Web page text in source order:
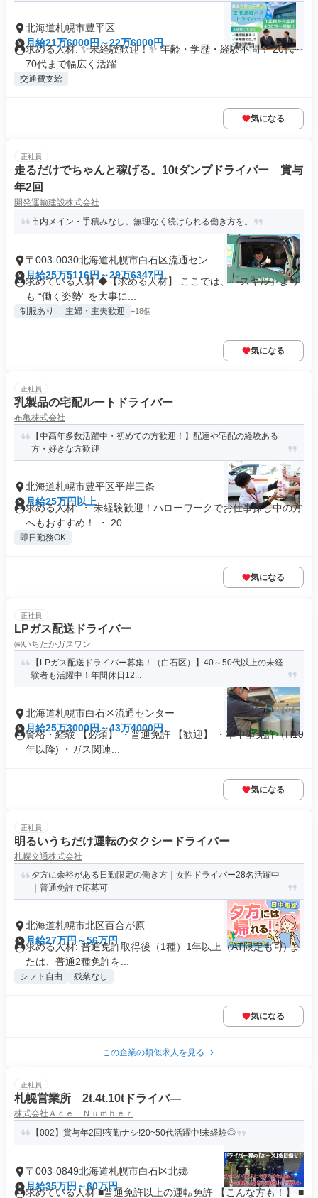
北海道札幌市豊平区
月給21万6000円～22万6000円
求める人材: ✨未経験歓迎！✨ 年齢・学歴・経験不問！ 20代～
70代まで幅広く活躍...
交通費支給
気になる
正社員
走るだけでちゃんと稼げる。10tダンプドライバー 賞与
年2回
開発運輸建設株式会社
市内メイン・手積みなし。無理なく続けられる働き方を。
〒003-0030北海道札幌市白石区流通センタ
ー
月給25万5116円～29万6347円
求めている人材 ◆【求める人材】 ここでは、「スキル」より
も “働く姿勢” を大事に...
制服あり 主婦・主夫歓迎 +18個
気になる
正社員
乳製品の宅配ルートドライバー
布亀株式会社
【中高年多数活躍中・初めての方歓迎！】配達や宅配の経験ある
方・好きな方歓迎
北海道札幌市豊平区平岸三条
月給25万円以上
求める人材: ・ 未経験歓迎！ハローワークでお仕事探し中の方
へもおすすめ！ ・ 20...
即日勤務OK
気になる
正社員
LPガス配送ドライバー
㈱いちたかガスワン
【LPガス配送ドライバー募集！（白石区）】40～50代以上の未経
験者も活躍中！年間休日12...
北海道札幌市白石区流通センター
月給25万3000円～43万4000円
資格・経験 【必須】 ・普通免許 【歓迎】 ・準中型免許（H19
年以降) ・ガス関連...
気になる
正社員
明るいうちだけ運転のタクシードライバー
札幌交通株式会社
夕方に余裕がある日勤限定の働き方｜女性ドライバー28名活躍中
｜普通免許で応募可
北海道札幌市北区百合が原
月給27万円～56万円
求める人材: 普通免許取得後（1種）1年以上（AT限定も可) ま
たは、普通2種免許を...
シフト自由 残業なし
気になる
この企業の類似求人を見る
正社員
札幌営業所 2t.4t.10tドライバ―
株式会社Ａｃｅ Ｎｕｍｂｅｒ
【002】賞与年2回!夜勤ナシ!20~50代活躍中!未経験◎
〒003-0849北海道札幌市白石区北郷
月給35万円～60万円
求めている人材 ■普通免許以上の運転免許 【こんな方も！】 ■